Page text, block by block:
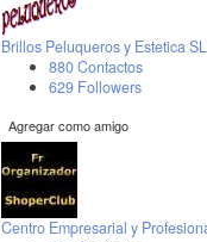
Brillos Peluqueros y Estetica SL
880 Contactos
629 Followers
Agregar como amigo
Centro Empresarial y